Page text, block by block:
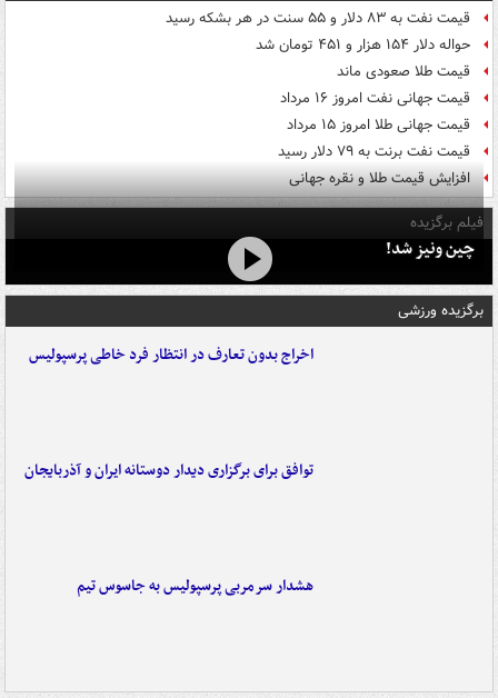
قیمت نفت به ۸۳ دلار و ۵۵ سنت در هر بشکه رسید
حواله دلار ۱۵۴ هزار و ۴۵۱ تومان شد
قیمت طلا صعودی ماند
قیمت جهانی نفت امروز ۱۶ مرداد
قیمت جهانی طلا امروز ۱۵ مرداد
قیمت نفت برنت به ۷۹ دلار رسید
افزایش قیمت طلا و نقره جهانی
فیلم برگزیده
چین ونیز شد!
برگزیده ورزشی
اخراج بدون تعارف در انتظار فرد خاطی پرسپولیس
توافق برای برگزاری دیدار دوستانه ایران و آذربایجان
هشدار سرمربی پرسپولیس به جاسوس تیم